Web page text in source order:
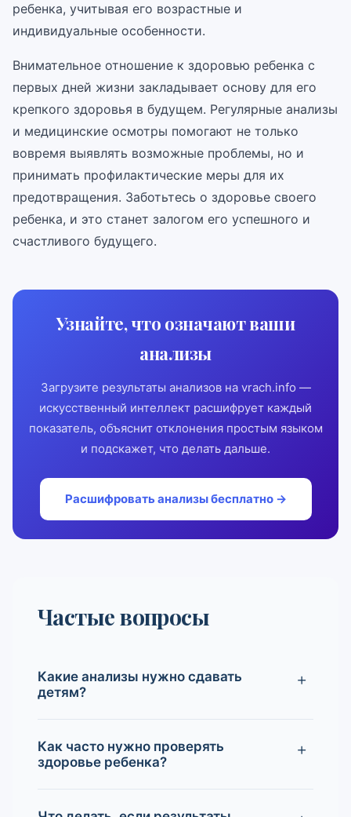
ребенка, учитывая его возрастные и
индивидуальные особенности.
Внимательное отношение к здоровью ребенка с
первых дней жизни закладывает основу для его
крепкого здоровья в будущем. Регулярные анализы
и медицинские осмотры помогают не только
вовремя выявлять возможные проблемы, но и
принимать профилактические меры для их
предотвращения. Заботьтесь о здоровье своего
ребенка, и это станет залогом его успешного и
счастливого будущего.
Узнайте, что означают ваши
анализы
Загрузите результаты анализов на vrach.info —
искусственный интеллект расшифрует каждый
показатель, объяснит отклонения простым языком
и подскажет, что делать дальше.
Расшифровать анализы бесплатно →
Частые вопросы
Какие анализы нужно сдавать
детям?
Как часто нужно проверять
здоровье ребенка?